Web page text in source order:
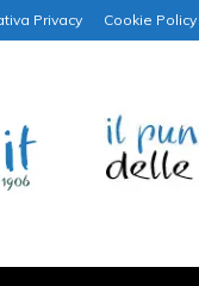
Privacy Cookie Policy